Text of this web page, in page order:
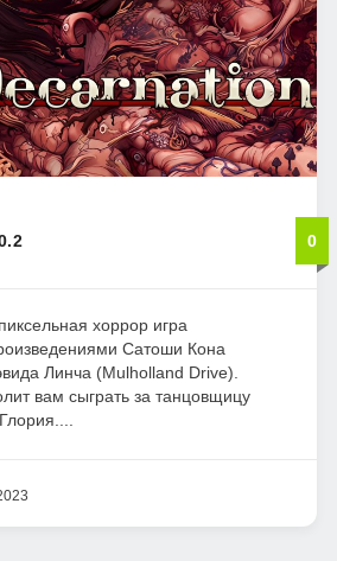
0
хоррор игра
Сатоши Кона
Линча (Mulholland Drive).
вам сыграть за танцовщицу